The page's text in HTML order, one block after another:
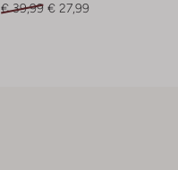
€ 39,99 € 27,99